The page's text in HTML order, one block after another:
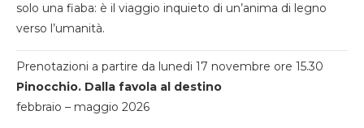
solo una fiaba: è il viaggio inquieto di un’anima di legno
verso l’umanità.
Prenotazioni a partire da lunedi 17 novembre ore 15.30
Pinocchio. Dalla favola al destino
febbraio – maggio 2026